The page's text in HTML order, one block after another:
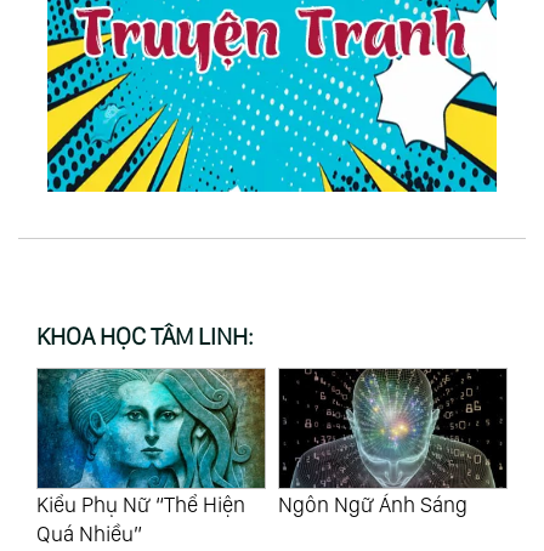
KHOA HỌC TÂM LINH:
Kiểu Phụ Nữ “Thể Hiện
Quá Nhiều”
Ngôn Ngữ Ánh Sáng